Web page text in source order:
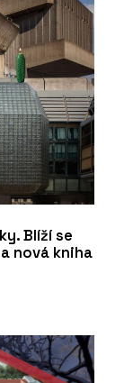
Blíží se
nová kniha